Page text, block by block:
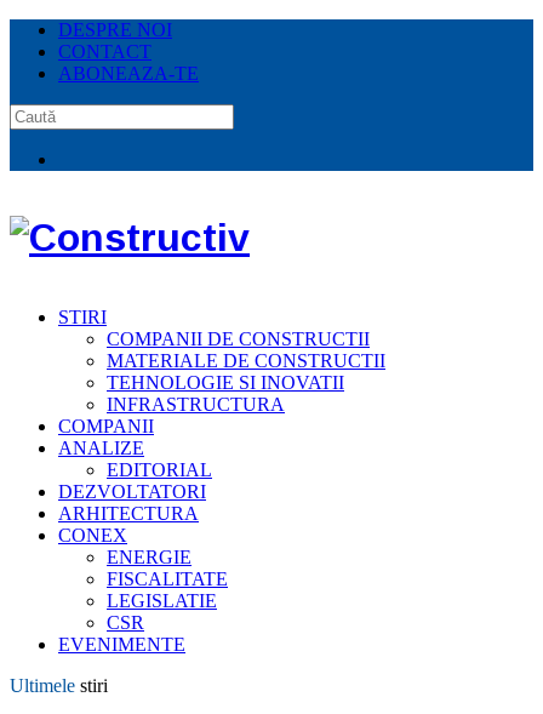
DESPRE NOI
CONTACT
ABONEAZA-TE
STIRI
COMPANII DE CONSTRUCTII
MATERIALE DE CONSTRUCTII
TEHNOLOGIE SI INOVATII
INFRASTRUCTURA
COMPANII
ANALIZE
EDITORIAL
DEZVOLTATORI
ARHITECTURA
CONEX
ENERGIE
FISCALITATE
LEGISLATIE
CSR
EVENIMENTE
Ultimele stiri